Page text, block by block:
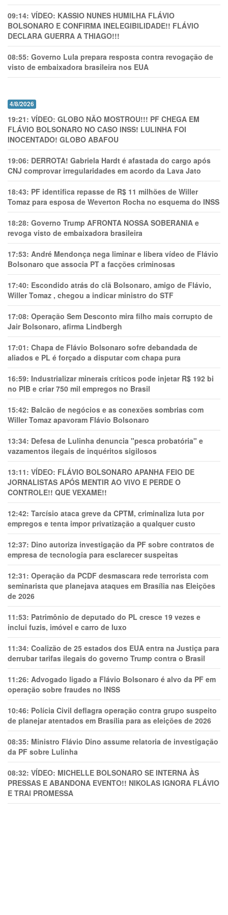
09:14: VÍDEO: KASSIO NUNES HUMlLHA FLÁVIO
BOLSONARO E CONFIRMA INELEGIBILIDADE!! FLÁVIO
DECLARA GUERRA A THIAGO!!!
08:55: Governo Lula prepara resposta contra revogação de
visto de embaixadora brasileira nos EUA
4/8/2026
19:21: VÍDEO: GLOBO NÃO MOSTROU!!! PF CHEGA EM
FLÁVIO BOLSONARO NO CASO INSS! LULINHA FOI
INOCENTADO! GLOBO ABAFOU
19:06: DERROTA! Gabriela Hardt é afastada do cargo após
CNJ comprovar irregularidades em acordo da Lava Jato
18:43: PF identifica repasse de R$ 11 milhões de Willer
Tomaz para esposa de Weverton Rocha no esquema do INSS
18:28: Governo Trump AFRONTA NOSSA SOBERANIA e
revoga visto de embaixadora brasileira
17:53: André Mendonça nega liminar e libera vídeo de Flávio
Bolsonaro que associa PT a facções criminosas
17:40: Escondido atrás do clã Bolsonaro, amigo de Flávio,
Willer Tomaz , chegou a indicar ministro do STF
17:08: Operação Sem Desconto mira filho mais corrupto de
Jair Bolsonaro, afirma Lindbergh
17:01: Chapa de Flávio Bolsonaro sofre debandada de
aliados e PL é forçado a disputar com chapa pura
16:59: Industrializar minerais críticos pode injetar R$ 192 bi
no PIB e criar 750 mil empregos no Brasil
15:42: Balcão de negócios e as conexões sombrias com
Willer Tomaz apavoram Flávio Bolsonaro
13:34: Defesa de Lulinha denuncia "pesca probatória" e
vazamentos ilegais de inquéritos sigilosos
13:11: VÍDEO: FLÁVIO BOLSONARO APANHA FEIO DE
JORNALISTAS APÓS MENTIR AO VIVO E PERDE O
CONTROLE!! QUE VEXAME!!
12:42: Tarcísio ataca greve da CPTM, criminaliza luta por
empregos e tenta impor privatização a qualquer custo
12:37: Dino autoriza investigação da PF sobre contratos de
empresa de tecnologia para esclarecer suspeitas
12:31: Operação da PCDF desmascara rede terrorista com
seminarista que planejava ataques em Brasília nas Eleições
de 2026
11:53: Patrimônio de deputado do PL cresce 19 vezes e
inclui fuzis, imóvel e carro de luxo
11:34: Coalizão de 25 estados dos EUA entra na Justiça para
derrubar tarifas ilegais do governo Trump contra o Brasil
11:26: Advogado ligado a Flávio Bolsonaro é alvo da PF em
operação sobre fraudes no INSS
10:46: Polícia Civil deflagra operação contra grupo suspeito
de planejar atentados em Brasília para as eleições de 2026
08:35: Ministro Flávio Dino assume relatoria de investigação
da PF sobre Lulinha
08:32: VÍDEO: MICHELLE BOLSONARO SE INTERNA ÀS
PRESSAS E ABANDONA EVENTO!! NIKOLAS IGNORA FLÁVIO
E TRAl PROMESSA